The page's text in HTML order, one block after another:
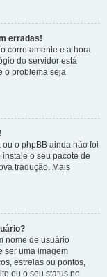
erradas!
corretamente e a hora
do servidor está
o problema seja
o phpBB ainda não foi
o seu pacote de
tradução. Mais
nome de usuário
ser uma imagem
estrelas ou pontos,
ou o seu status no